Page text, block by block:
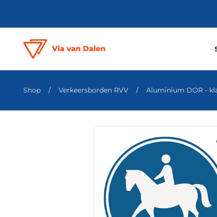
Shop / Verkeersborden RVV / Aluminium DOR -